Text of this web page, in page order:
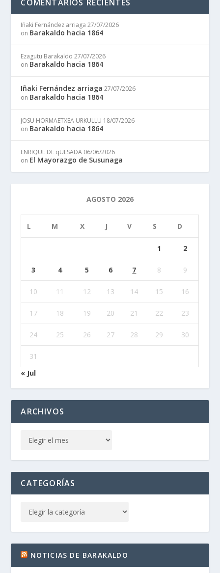
COMENTARIOS RECIENTES
Iñaki Fernández arriaga 27/07/2026
on Barakaldo hacia 1864
Ezagutu Barakaldo 27/07/2026
on Barakaldo hacia 1864
Iñaki Fernández arriaga 27/07/2026
on Barakaldo hacia 1864
JOSU HORMAETXEA URKULLU 18/07/2026
on Barakaldo hacia 1864
ENRIQUE DE qUESADA 06/06/2026
on El Mayorazgo de Susunaga
AGOSTO 2026
L M X J V S D
1 2
3 4 5 6 7 8 9
10 11 12 13 14 15 16
17 18 19 20 21 22 23
24 25 26 27 28 29 30
31
« Jul
ARCHIVOS
CATEGORÍAS
NOTICIAS DE BARAKALDO